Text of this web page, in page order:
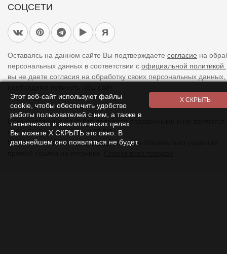
СОЦСЕТИ
Я
Оставаясь на данном сайте Вы подтверждаете согласие на
персональных данных в соответствии с официальной политикой.
вы не даете согласия на обработку своих персональных
Цены указанные на сайте являются справочными и не являются
публичной офертой (ст. 437 ГК).
При использованииматериаловс сайта обязательно указание
Этот веб-сайт используют файлы
cookie, чтобы обеспечить удобство
работы пользователей с ним, а также в
технических и аналитических целях.
Вы можете Х СКРЫТЬ это окно. В
дальнейшем оно появляться не будет.